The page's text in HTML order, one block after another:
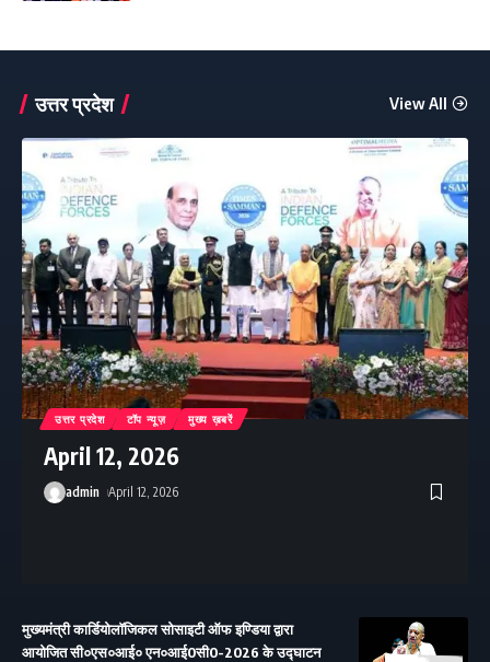
उत्तर प्रदेश View All
उत्तर प्रदेश टॉप न्यूज़ मुख्य ख़बरें
April 12, 2026
admin April 12, 2026
मुख्यमंत्री कार्डियोलॉजिकल सोसाइटी ऑफ इण्डिया द्वारा
आयोजित सी०एस०आई० एन०आई0सी0-2026 के उद्घाटन